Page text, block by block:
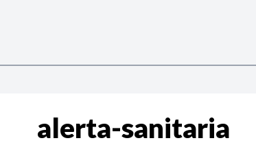
alerta-sanitaria